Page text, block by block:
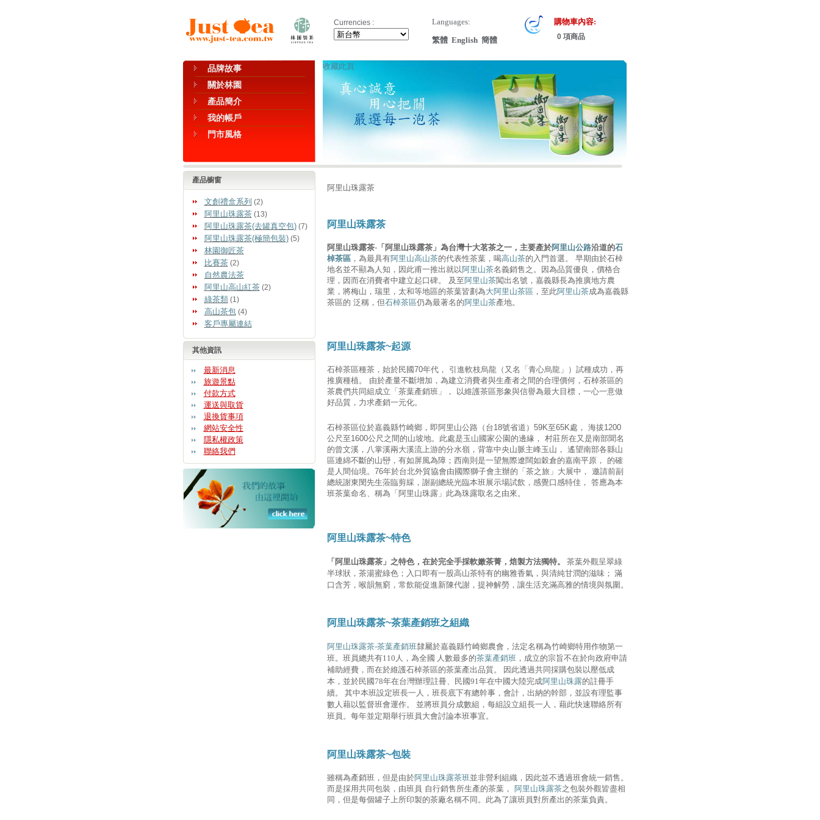
Currencies :
Languages:
繁體 English 簡體
購物車內容:
0 項商品
品牌故事
關於林園
產品簡介
我的帳戶
門市風格
收藏此頁
產品櫥窗
文創禮盒系列 (2)
阿里山珠露茶(13)
阿里山珠露茶(去罐真空包)(7)
阿里山珠露茶(極簡包裝)(5)
林園御匠茶
比賽茶(2)
自然農法茶
阿里山高山紅茶(2)
綠茶類 (1)
高山茶包(4)
客戶專屬連結
其他資訊
最新消息
旅遊景點
付款方式
運送與取貨
退換貨事項
網站安全性
隱私權政策
聯絡我們
阿里山珠露茶
阿里山珠露茶
阿里山珠露茶-「阿里山珠露茶」為台灣十大茗茶之一，主要產於阿里山公路沿道的石
棹茶區，為最具有阿里山高山茶的代表性茶葉，喝高山茶的入門首選。 早期由於石棹
地名並不顯為人知，因此甫一推出就以阿里山茶名義銷售之。因為品質優良，價格合
理，因而在消費者中建立起口碑。 及至阿里山茶闖出名號，嘉義縣長為推廣地方農
業，將梅山，瑞里，太和等地區的茶葉皆劃為大阿里山茶區 ，至此阿里山茶成為嘉義縣
茶區的 泛稱，但石棹茶區仍為最著名的阿里山茶產地。
阿里山珠露茶~起源
石棹茶區種茶，始於民國70年代， 引進軟枝烏龍（又名「青心烏龍」）試種成功，再
推廣種植。 由於產量不斷增加，為建立消費者與生產者之間的合理價何，石棹茶區的
茶農們共同組成立「茶葉產銷班」， 以維護茶區形象與信譽為最大目標，一心一意做
好品質，力求產銷一元化。
石棹茶區位於嘉義縣竹崎鄉，即阿里山公路（台18號省道）59K至65K處， 海拔1200
公尺至1600公尺之間的山坡地。此處是玉山國家公園的邊緣， 村莊所在又是南部聞名
的曾文溪，八掌溪兩大溪流上游的分水嶺，背靠中央山脈主峰玉山， 遙望南部各縣山
區連綿不斷的山巒，有如屏風為障；西南則是一望無際遼闊如穀倉的嘉南平原， 的確
是人間仙境。76年於台北外貿協會由國際獅子會主辦的「茶之旅」大展中， 邀請前副
總統謝東閔先生蒞臨剪綵，謝副總統光臨本班展示場試飲，感覺口感特佳， 答應為本
班茶葉命名、稱為「阿里山珠露」此為珠露取名之由來。
阿里山珠露茶~特色
「阿里山珠露茶」之特色，在於完全手採軟嫩茶菁，焙製方法獨特。
茶葉外觀呈翠綠
半球狀，茶湯蜜綠色；入口即有一股高山茶特有的幽雅香氣，與清純甘潤的滋味； 滿
口含芳，喉韻無窮，常飲能促進新陳代謝，提神解勞，讓生活充滿高雅的情境與氛圍。
阿里山珠露茶~茶葉產銷班之組織
阿里山珠露茶-茶葉產銷班隸屬於嘉義縣竹崎鄉農會，法定名稱為竹崎鄉特用作物第一
班。班員總共有110人，為全國 人數最多的茶葉產銷班，成立的宗旨不在於向政府申請
補助經費，而在於維護石棹茶區的茶葉產出品質。 因此透過共同採購包裝以壓低成
本，並於民國78年在台灣辦理註冊、民國91年在中國大陸完成阿里山珠露的註冊手
續。 其中本班設定班長一人，班長底下有總幹事，會計，出納的幹部，並設有理監事
數人藉以監督班會運作。 並將班員分成數組，每組設立組長一人，藉此快速聯絡所有
班員。每年並定期舉行班員大會討論本班事宜。
阿里山珠露茶~包裝
雖稱為產銷班，但是由於阿里山珠露茶班並非營利組織，因此並不透過班會統一銷售。
而是採用共同包裝，由班員 自行銷售所生產的茶葉， 阿里山珠露茶之包裝外觀皆盡相
同，但是每個罐子上所印製的茶廠名稱不同。此為了讓班員對所產出的茶葉負責。